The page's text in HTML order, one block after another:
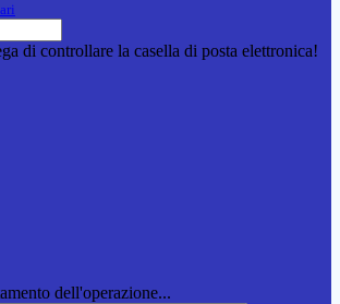
di controllare la casella di posta elettronica!
dell'operazione...